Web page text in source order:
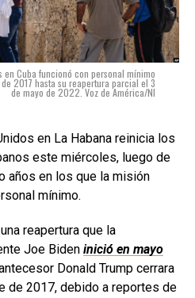
en Cuba funcionó con personal mínimo
2017 hasta su reapertura parcial el 3
de mayo de 2022. Voz de América/NI
en La Habana reinicia los
este miércoles, luego de
años en los que la misión
mínimo.
reapertura que la
Joe Biden inició en mayo
Donald Trump cerrara
de 2017, debido a reportes de